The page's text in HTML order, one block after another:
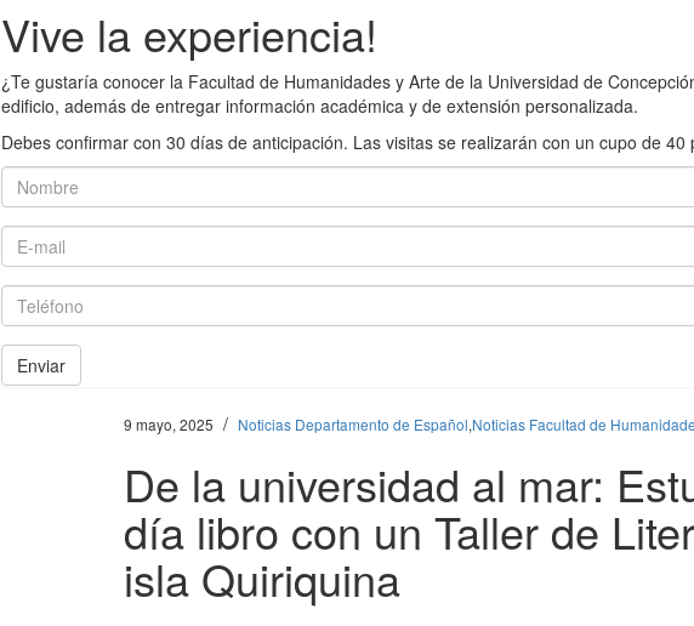
Vive la experiencia!
¿Te gustaría conocer la Facultad de Humanidades y Arte de la Universidad de
edificio, además de entregar información académica y de extensión personalizada.
Debes confirmar con 30 días de anticipación. Las visitas se realizarán con un cupo de 40
Nombre
E-mail
Teléfono
Enviar
9 mayo, 2025 / Noticias Departamento de Español,Noticias Facultad de
De la universidad al mar:
día libro con un Taller de
isla Quiriquina